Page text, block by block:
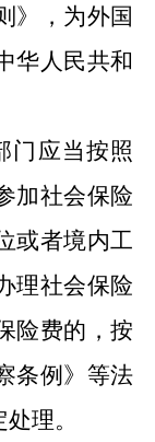
》，为外国
华人民共和
门应当按照
加社会保险
或者境内工
理社会保险
险费的，按
条例》等法
理。